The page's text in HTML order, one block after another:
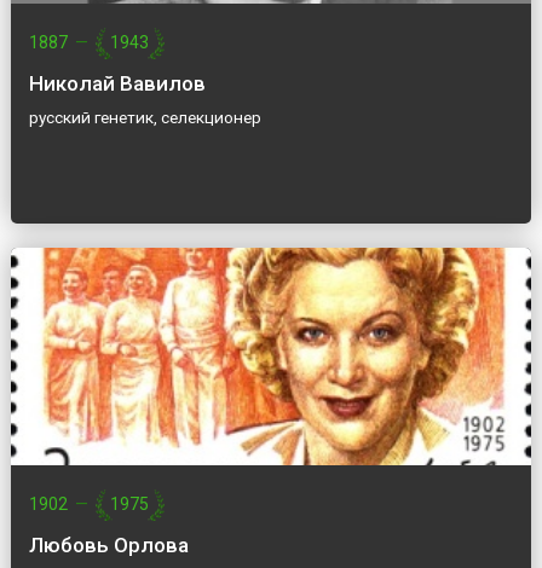
1887 — 1943
Николай Вавилов
русский генетик, селекционер
1902 — 1975
Любовь Орлова